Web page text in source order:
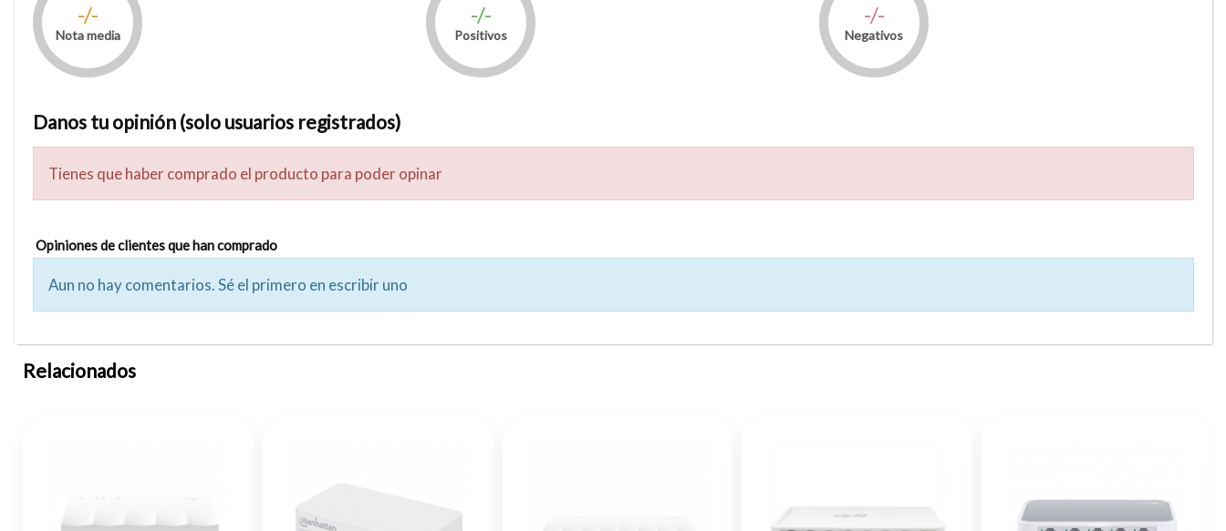
-/-
Nota media
-/-
Positivos
-/-
Negativos
Danos tu opinión (solo usuarios registrados)
Tienes que haber comprado el producto para poder opinar
Opiniones de clientes que han comprado
Aun no hay comentarios. Sé el primero en escribir uno
Relacionados